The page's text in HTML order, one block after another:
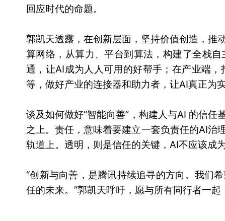
回应时代的命题。
郭凯天透露，在创新层面，坚持价值创造，推
算网络，从算力、平台到算法，构建了全栈
通，让AI成为人人可用的好帮手；在产业端
等，做好产业的连接器和助力者，让AI真正为
谈及如何做好“智能向善”，构建人与AI 的信
之上。责任，意味着要建立一套负责任的AI治
轨道上。透明，则是信任的关键，AI不应该成为
“创新与向善，是腾讯持续追寻的方向。我们
任的未来。”郭凯天呼吁，愿与所有同行者一